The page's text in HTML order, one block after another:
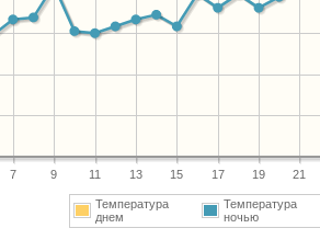
7 9 11 13 15 17 19 21
Температура
днем
Температура
ночью